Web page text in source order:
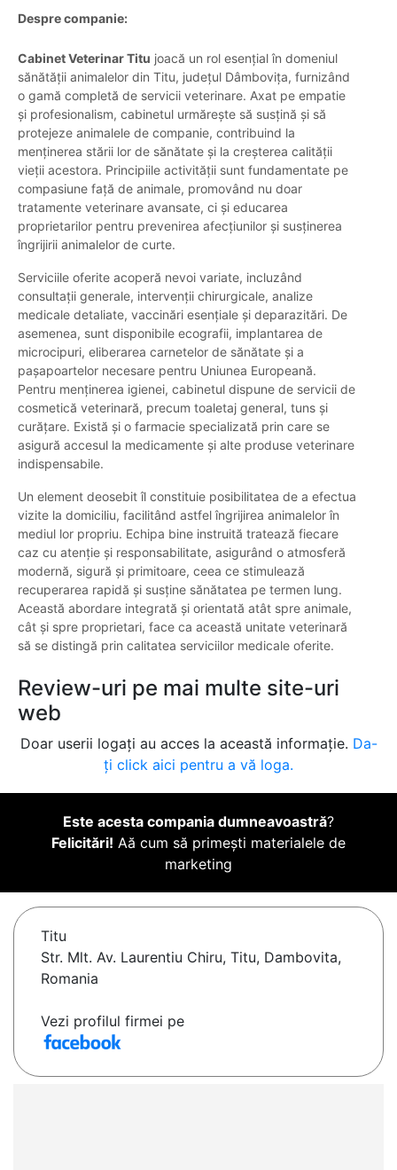
Despre companie:
Cabinet Veterinar Titu joacă un rol esențial în domeniul
sănătății animalelor din Titu, județul Dâmbovița, furnizând
o gamă completă de servicii veterinare. Axat pe empatie
și profesionalism, cabinetul urmărește să susțină și să
protejeze animalele de companie, contribuind la
menținerea stării lor de sănătate și la creșterea calității
vieții acestora. Principiile activității sunt fundamentate pe
compasiune față de animale, promovând nu doar
tratamente veterinare avansate, ci și educarea
proprietarilor pentru prevenirea afecțiunilor și susținerea
îngrijirii animalelor de curte.
Serviciile oferite acoperă nevoi variate, incluzând
consultații generale, intervenții chirurgicale, analize
medicale detaliate, vaccinări esențiale și deparazitări. De
asemenea, sunt disponibile ecografii, implantarea de
microcipuri, eliberarea carnetelor de sănătate și a
pașapoartelor necesare pentru Uniunea Europeană.
Pentru menținerea igienei, cabinetul dispune de servicii de
cosmetică veterinară, precum toaletaj general, tuns și
curățare. Există și o farmacie specializată prin care se
asigură accesul la medicamente și alte produse veterinare
indispensabile.
Un element deosebit îl constituie posibilitatea de a efectua
vizite la domiciliu, facilitând astfel îngrijirea animalelor în
mediul lor propriu. Echipa bine instruită tratează fiecare
caz cu atenție și responsabilitate, asigurând o atmosferă
modernă, sigură și primitoare, ceea ce stimulează
recuperarea rapidă și susține sănătatea pe termen lung.
Această abordare integrată și orientată atât spre animale,
cât și spre proprietari, face ca această unitate veterinară
să se distingă prin calitatea serviciilor medicale oferite.
Review-uri pe mai multe site-uri
web
Doar userii logați au acces la această informație. Da-
ți click aici pentru a vă loga.
Este acesta compania dumneavoastră?
Felicitări! Aă cum să primești materialele de
marketing
Titu
Str. Mlt. Av. Laurentiu Chiru, Titu, Dambovita,
Romania
Vezi profilul firmei pe